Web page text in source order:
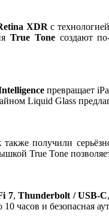
XDR с
True Toneсоздают
превращает
Liquid Glass
также получили
True Tone
7,Thunderbolt / USB-C,
10 часов и безопасная